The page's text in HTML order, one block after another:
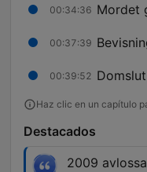
00:34:36 Mordet
00:37:39
00:39:52
Haz clic en un capítulo
Destacados
2009